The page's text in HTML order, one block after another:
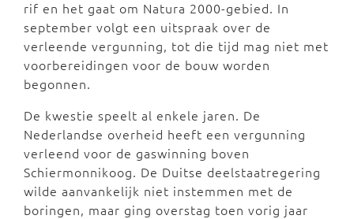
rif en het gaat om Natura 2000-gebied. In
september volgt een uitspraak over de
verleende vergunning, tot die tijd mag niet met
voorbereidingen voor de bouw worden
begonnen.
De kwestie speelt al enkele jaren. De
Nederlandse overheid heeft een vergunning
verleend voor de gaswinning boven
Schiermonnikoog. De Duitse deelstaatregering
wilde aanvankelijk niet instemmen met de
boringen, maar ging overstag toen vorig jaar